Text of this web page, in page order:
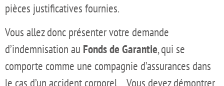
pièces justificatives fournies.
Vous allez donc présenter votre demande
d’indemnisation au Fonds de Garantie, qui se
comporte comme une compagnie d’assurances dans
le cas d’un accident corporel… Vous devez démontrer,